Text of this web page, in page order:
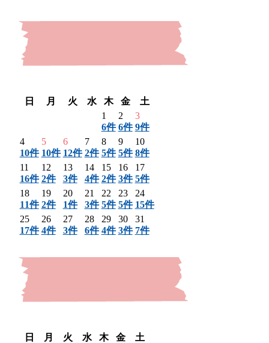
日
月 火 水 木 金
土
1
6件
2
6件
3
9件
4
10件
5
10件
6
12件
7
2件
8
5件
9
5件
10
8件
11
16件
12
2件
13
3件
14
4件
15
2件
16
3件
17
5件
18
11件
19
2件
20
1件
21
3件
22
5件
23
5件
24
15件
25
17件
26
4件
27
3件
28
6件
29
4件
30
3件
31
7件
日
月 火 水 木 金
土